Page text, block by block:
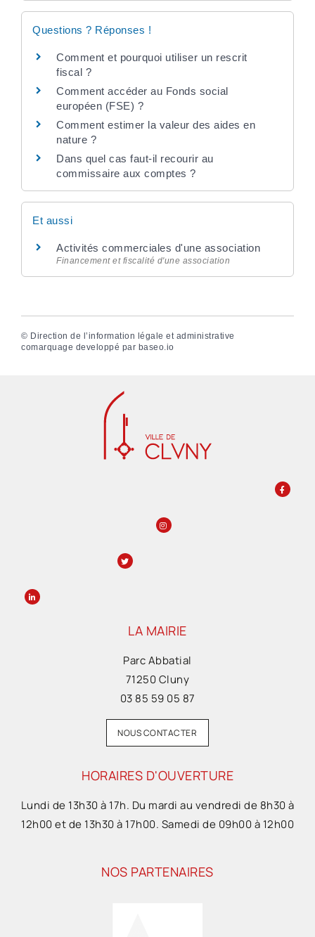
Questions ? Réponses !
Comment et pourquoi utiliser un rescrit
fiscal ?
Comment accéder au Fonds social
européen (FSE) ?
Comment estimer la valeur des aides en
nature ?
Dans quel cas faut-il recourir au
commissaire aux comptes ?
Et aussi
Activités commerciales d'une association
Financement et fiscalité d'une association
© Direction de l’information légale et administrative
comarquage developpé par baseo.io
LA MAIRIE
Parc Abbatial
71250 Cluny
03 85 59 05 87
NOUS CONTACTER
HORAIRES D'OUVERTURE
Lundi de 13h30 à 17h. Du mardi au vendredi de 8h30 à
12h00 et de 13h30 à 17h00. Samedi de 09h00 à 12h00
NOS PARTENAIRES